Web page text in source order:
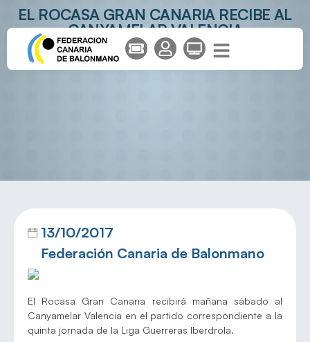
EL ROCASA GRAN CANARIA RECIBE AL
CANYAMELAR VALENCIA
13/10/2017
Federación Canaria de Balonmano
El Rocasa Gran Canaria recibirá mañana sábado al
Canyamelar Valencia en el partido correspondiente a la
quinta jornada de la Liga Guerreras Iberdrola.